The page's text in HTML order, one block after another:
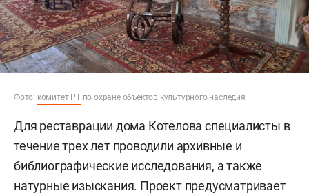
Фото: комитет РТпо охране объектов культурного наследия
Для реставрации дома Котелова специалисты в
течение трех лет проводили архивные и
библиографические исследования, а также
натурные изыскания. Проект предусматривает